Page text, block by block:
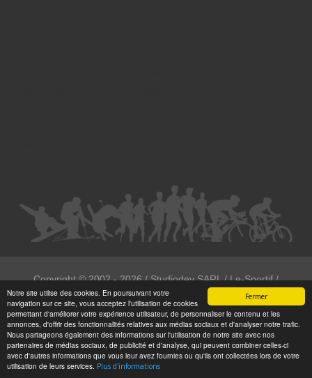
Fermer
Notre site utilise des cookies. En poursuivant votre
navigation sur ce site, vous acceptez l'utilisation de cookies
permettant d'améliorer votre expérience utilisateur, de personnaliser le contenu et les
annonces, d'offrir des fonctionnalités relatives aux médias sociaux et d'analyser notre trafic.
Nous partageons également des informations sur l'utilisation de notre site avec nos
partenaires de médias sociaux, de publicité et d'analyse, qui peuvent combiner celles-ci
avec d'autres informations que vous leur avez fournies ou qu'ils ont collectées lors de votre
utilisation de leurs services. Plus d'informations
Copyright ©2002 - 2026/ Studiodev SARL / Le-Sportif /
Registration4all
Tous droits réservées.
Numéro de déclaration CNIL : 1999972